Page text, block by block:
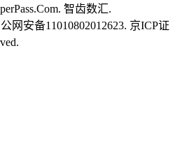
智齿数汇.
网安备11010802012623. 京ICP证